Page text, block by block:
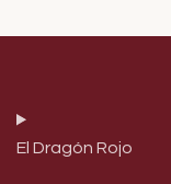
El Dragón Rojo